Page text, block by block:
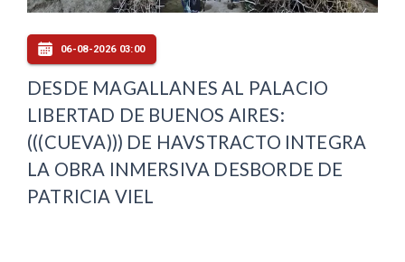
06-08-2026 03:00
DESDE MAGALLANES AL PALACIO
LIBERTAD DE BUENOS AIRES:
(((CUEVA))) DE HAVSTRACTO INTEGRA
LA OBRA INMERSIVA DESBORDE DE
PATRICIA VIEL